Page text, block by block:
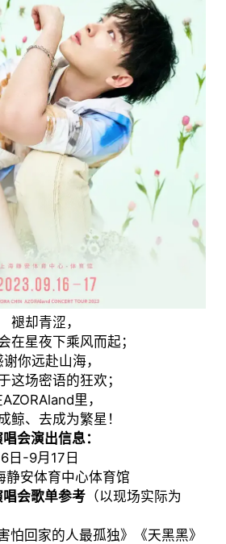
褪却青涩，
在星夜下乘风而起；
谢你远赴山海，
这场密语的狂欢；
里，
鲸、去成为繁星！
会演出信息：
日-9月17日
静安体育中心体育馆
会歌单参考（以现场实际为
怕回家的人最孤独》《天黑黑》